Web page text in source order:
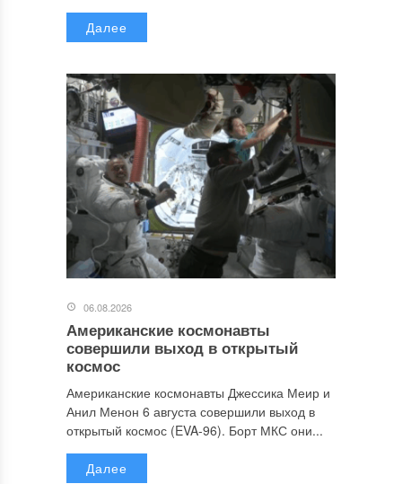
Далее
06.08.2026
Американские космонавты
совершили выход в открытый
космос
Американские космонавты Джессика Меир и
Анил Менон 6 августа совершили выход в
открытый космос (EVA-96). Борт МКС они...
Далее